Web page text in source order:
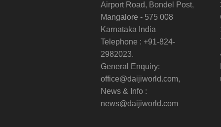
Airport Road, Bondel Post,
Mangalore - 575 008
Karnataka India
Telephone : +91-824-
2982023.
General Enquiry:
office@daijiworld.com,
News & Info :
news@daijiworld.com